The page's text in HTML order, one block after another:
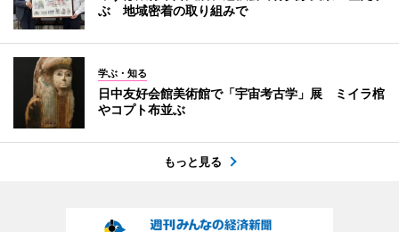
ぶ 地域密着の取り組みで
学ぶ・知る
日中友好会館美術館で「宇宙考古学」展 ミイラ棺
やコプト布並ぶ
もっと見る